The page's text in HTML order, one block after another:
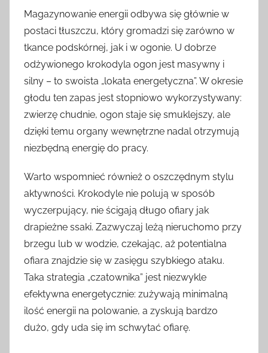
Magazynowanie energii odbywa się głównie w
postaci tłuszczu, który gromadzi się zarówno w
tkance podskórnej, jak i w ogonie. U dobrze
odżywionego krokodyla ogon jest masywny i
silny – to swoista „lokata energetyczna”. W okresie
głodu ten zapas jest stopniowo wykorzystywany:
zwierzę chudnie, ogon staje się smuklejszy, ale
dzięki temu organy wewnętrzne nadal otrzymują
niezbędną energię do pracy.
Warto wspomnieć również o oszczędnym stylu
aktywności. Krokodyle nie polują w sposób
wyczerpujący, nie ścigają długo ofiary jak
drapieżne ssaki. Zazwyczaj leżą nieruchomo przy
brzegu lub w wodzie, czekając, aż potentialna
ofiara znajdzie się w zasięgu szybkiego ataku.
Taka strategia „czatownika” jest niezwykle
efektywna energetycznie: zużywają minimalną
ilość energii na polowanie, a zyskują bardzo
dużo, gdy uda się im schwytać ofiarę.